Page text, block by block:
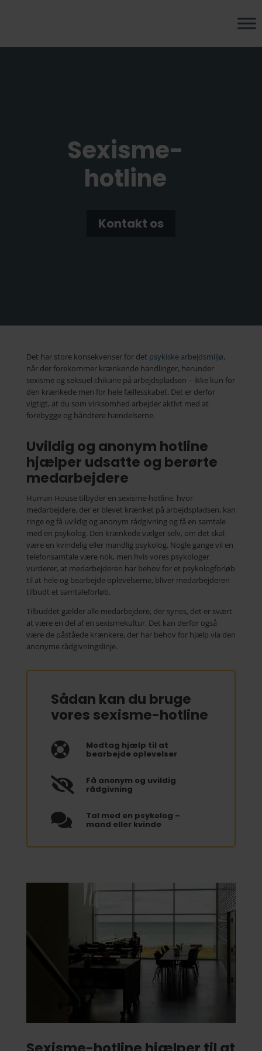
Sexisme-
hotline
Kontakt os
Det har store konsekvenser for det psykiske arbejdsmiljø,
når der forekommer krænkende handlinger, herunder
sexisme og seksuel chikane på arbejdspladsen – ikke kun for
den krænkede men for hele fællesskabet. Det er derfor
vigtigt, at du som virksomhed arbejder aktivt med at
forebygge og håndtere hændelserne.
Uvildig og anonym hotline
hjælper udsatte og berørte
medarbejdere
Human House tilbyder en sexisme-hotline, hvor
medarbejdere, der er blevet krænket på arbejdspladsen, kan
ringe og få uvildig og anonym rådgivning og få en samtale
med en psykolog. Den krænkede vælger selv, om det skal
være en kvindelig eller mandlig psykolog. Nogle gange vil en
telefonsamtale være nok, men hvis vores psykologer
vurderer, at medarbejderen har behov for et psykologforløb
til at hele og bearbejde oplevelserne, bliver medarbejderen
tilbudt et samtaleforløb.
Tilbuddet gælder alle medarbejdere, der synes, det er svært
at være en del af en sexismekultur. Det kan derfor også
være de påståede krænkere, der har behov for hjælp via den
anonyme rådgivningslinje.
Sådan kan du bruge
vores sexisme-hotline

Modtag hjælp til at
bearbejde oplevelser
 Få anonym og uvildig
rådgivning
 Tal med en psykolog –
mand eller kvinde